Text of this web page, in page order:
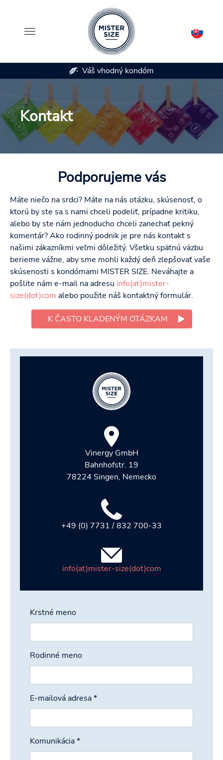
Skip to main content
Váš vhodný kondóm
Kontakt
Podporujeme vás
Máte niečo na srdci? Máte na nás otázku, skúsenosť, o
ktorú by ste sa s nami chceli podeliť, prípadne kritiku,
alebo by ste nám jednoducho chceli zanechať pekný
komentár? Ako rodinný podnik je pre nás kontakt s
našimi zákazníkmi veľmi dôležitý. Všetku spätnú väzbu
berieme vážne, aby sme mohli každý deň zlepšovať vaše
skúsenosti s kondómami MISTER SIZE. Neváhajte a
pošlite nám e-mail na adresu info(at)mister-
size(dot)com alebo použite náš kontaktný formulár.
K ČASTO KLADENÝM OTÁZKAM
Vinergy GmbH
Bahnhofstr. 19
78224 Singen, Nemecko
+49 (0) 7731 / 832 700-33
info(at)mister-size(dot)com
Krstné meno
Rodinné meno
E-mailová adresa*
Komunikácia*